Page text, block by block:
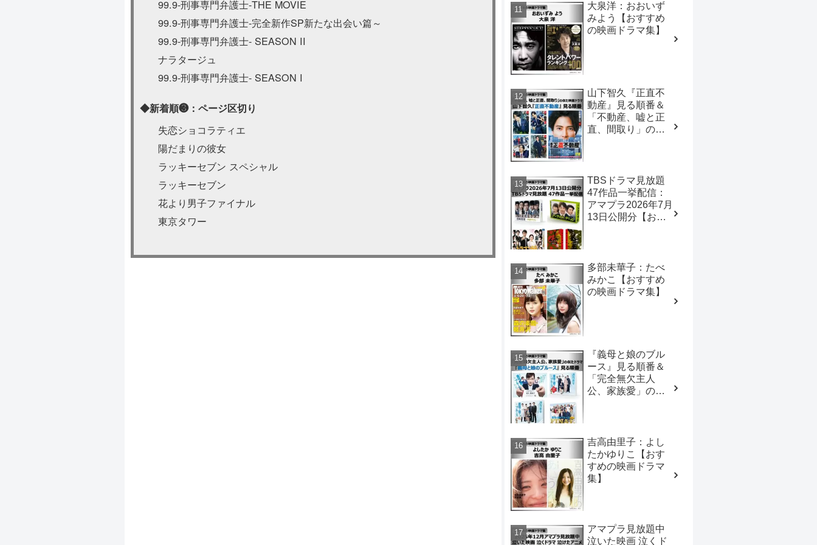
99.9-刑事専門弁護士-THE MOVIE
99.9-刑事専門弁護士-完全新作SP新たな出会い篇～
99.9-刑事専門弁護士- SEASON II
ナラタージュ
99.9-刑事専門弁護士- SEASON I
◆新着順❸：ページ区切り
失恋ショコラティエ
陽だまりの彼女
ラッキーセブン スペシャル
ラッキーセブン
花より男子ファイナル
東京タワー
大泉洋：おおいず
みよう【おすすめ
の映画ドラマ集】
山下智久『正直不
動産』見る順番＆
「不動産、嘘と正
直、間取り」の似
TBSドラマ見放題
47作品一挙配信：
アマプラ2026年7月
13日公開分【おす
多部未華子：たべ
みかこ【おすすめ
の映画ドラマ集】
『義母と娘のブル
ース』見る順番＆
「完全無欠主人
公、家族愛」の似
吉高由里子：よし
たかゆりこ【おす
すめの映画ドラマ
集】
アマプラ見放題中
泣いた映画 泣くド